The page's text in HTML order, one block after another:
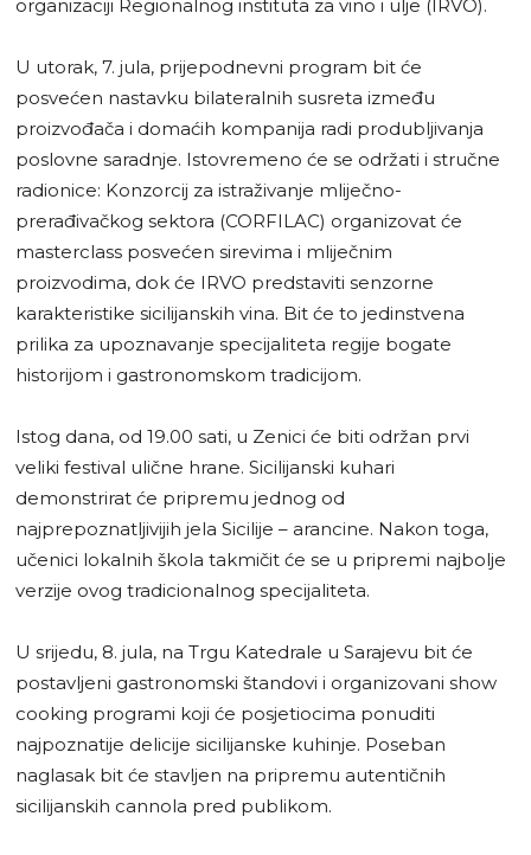
organizaciji Regionalnog instituta za vino i ulje (IRVO).
U utorak, 7. jula, prijepodnevni program bit će
posvećen nastavku bilateralnih susreta između
proizvođača i domaćih kompanija radi produbljivanja
poslovne saradnje. Istovremeno će se održati i stručne
radionice: Konzorcij za istraživanje mliječno-
prerađivačkog sektora (CORFILAC) organizovat će
masterclass posvećen sirevima i mliječnim
proizvodima, dok će IRVO predstaviti senzorne
karakteristike sicilijanskih vina. Bit će to jedinstvena
prilika za upoznavanje specijaliteta regije bogate
historijom i gastronomskom tradicijom.
Istog dana, od 19.00 sati, u Zenici će biti održan prvi
veliki festival ulične hrane. Sicilijanski kuhari
demonstrirat će pripremu jednog od
najprepoznatljivijih jela Sicilije – arancine. Nakon toga,
učenici lokalnih škola takmičit će se u pripremi najbolje
verzije ovog tradicionalnog specijaliteta.
U srijedu, 8. jula, na Trgu Katedrale u Sarajevu bit će
postavljeni gastronomski štandovi i organizovani show
cooking programi koji će posjetiocima ponuditi
najpoznatije delicije sicilijanske kuhinje. Poseban
naglasak bit će stavljen na pripremu autentičnih
sicilijanskih cannola pred publikom.